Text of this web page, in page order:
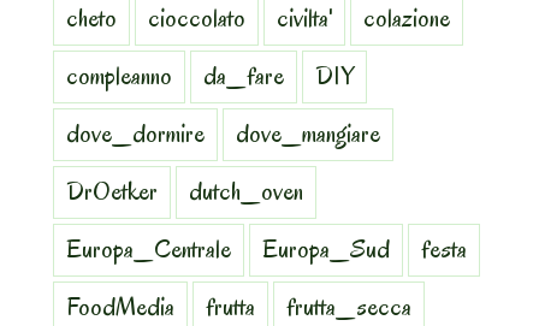
cheto
cioccolato civilta'
colazione
compleanno
da_fare
DIY
dove_dormire
dove_mangiare
DrOetker
dutch_oven
Europa_Centrale
Europa_Sud
festa
FoodMedia
frutta
frutta_secca